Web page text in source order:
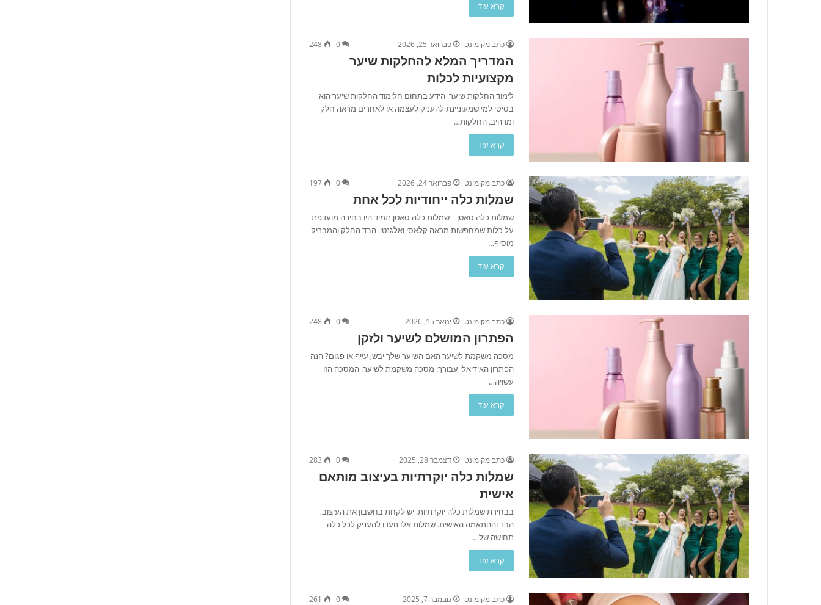
קרא עוד
כתב מקומונט פברואר 25, 2026 0
248
המדריך המלא להחלקות שיער
מקצועיות לכלות
לימוד החלקות שיער הידע בתחום חלימוד החלקות שיער הוא
בסיסי למי שמעוניינת להעניק לעצמה או לאחרים מראה חלק
ומרהיב. החלקות…
קרא עוד
כתב מקומונט פברואר 24, 2026 0
197
שמלות כלה ייחודיות לכל אחת
שמלות כלה סאטן שמלות כלה סאטן תמיד היו בחירה מועדפת
על כלות שמחפשות מראה קלאסי ואלגנטי. הבד החלק והמבריק
מוסיף…
קרא עוד
כתב מקומונט ינואר 15, 2026 0
248
הפתרון המושלם לשיער ולזקן
מסכה משקמת לשיער האם השיער שלך יבש, עייף או פגום? הנה
הפתרון האידיאלי עבורך: מסכה משקמת לשיער. המסכה הזו
עשויה…
קרא עוד
כתב מקומונט דצמבר 28, 2025 0
283
שמלות כלה יוקרתיות בעיצוב מותאם
אישית
בבחירת שמלות כלה יוקרתיות, יש לקחת בחשבון את העיצוב,
הבד וההתאמה האישית. שמלות אלו נועדו להעניק לכל כלה
תחושה של…
קרא עוד
כתב מקומונט נובמבר 7, 2025 0
261